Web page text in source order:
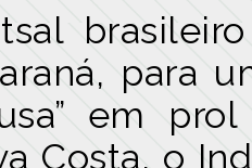
para
em
Costa, o